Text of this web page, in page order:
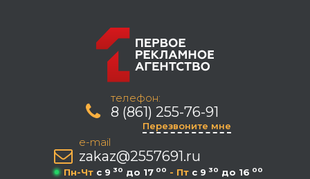
телефон:
8 (861) 255-76-91
Перезвоните мне
e-mail
zakaz@2557691.ru
Пн-Чт c 9 30 до 17 00 - Пт c 9 30 до 16 00